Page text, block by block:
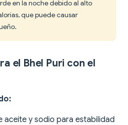
en la noche debido al alto
que puede causar
el Bhel Puri con el
aceite y sodio para estabilidad